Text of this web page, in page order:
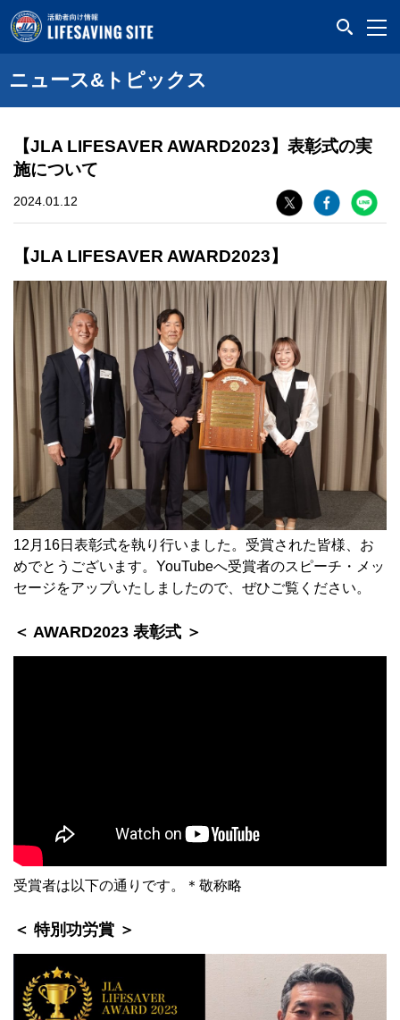
ニュース&トピックス
【JLA LIFESAVER AWARD2023】表彰式の実
施について
2024.01.12
【JLA LIFESAVER AWARD2023】
12月16日表彰式を執り行いました。受賞された皆様、お
めでとうございます。YouTubeへ受賞者のスピーチ・メッ
セージをアップいたしましたので、ぜひご覧ください。
＜ AWARD2023 表彰式 ＞
受賞者は以下の通りです。＊敬称略
＜ 特別功労賞 ＞